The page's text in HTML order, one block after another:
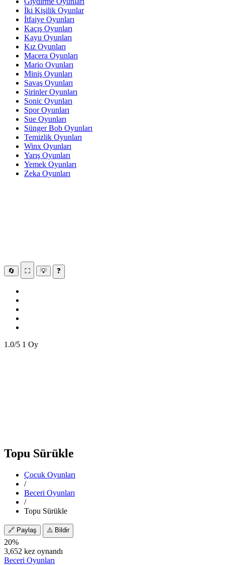
İki Kişilik Oyunlar
İtfaiye Oyunları
Kaçış Oyunları
Kayu Oyunları
Kız Oyunları
Macera Oyunları
Mario Oyunları
Miniş Oyunları
Savaş Oyunları
Şirinler Oyunları
Sonic Oyunları
Spor Oyunları
Sue Oyunları
Sünger Bob Oyunları
Temizlik Oyunları
Winx Oyunları
Yarış Oyunları
Yemek Oyunları
Zeka Oyunları
🔄 ⛶ 💡 ❓
1.0/5 1 Oy
Topu Sürükle
Çocuk Oyunları
/
Beceri Oyunları
/
Topu Sürükle
🔗 Paylaş ⚠️ Bildir
20%
3,652 kez oynandı
Beceri Oyunları